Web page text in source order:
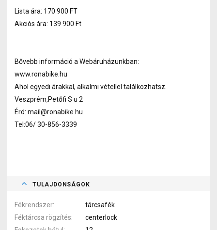
Lista ára: 170 900 FT
Akciós ára: 139 900 Ft
Bővebb információ a Webáruházunkban:
www.ronabike.hu
Ahol egyedi árakkal, alkalmi vétellel találkozhatsz.
Veszprém,Petőfi S u 2
Érd: mail@ronabike.hu
Tel:06/ 30-856-3339
TULAJDONSÁGOK
Fékrendszer
tárcsafék
Féktárcsa rögzítés
centerlock